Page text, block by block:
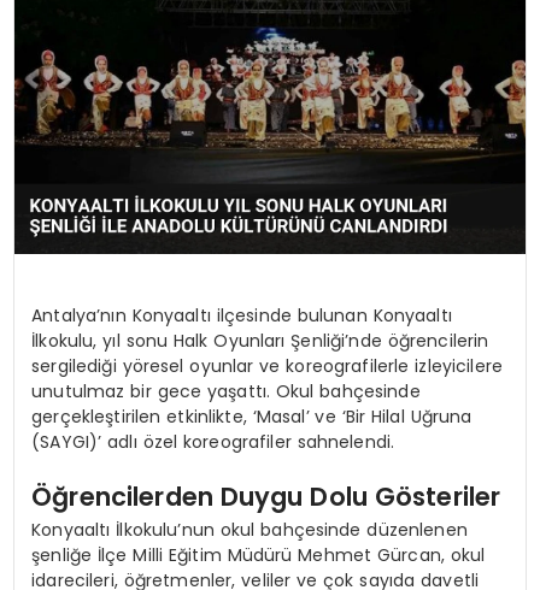
Antalya’nın Konyaaltı ilçesinde bulunan Konyaaltı
İlkokulu, yıl sonu Halk Oyunları Şenliği’nde öğrencilerin
sergilediği yöresel oyunlar ve koreografilerle izleyicilere
unutulmaz bir gece yaşattı. Okul bahçesinde
gerçekleştirilen etkinlikte, ‘Masal’ ve ‘Bir Hilal Uğruna
(SAYGI)’ adlı özel koreografiler sahnelendi.
Öğrencilerden Duygu Dolu Gösteriler
Konyaaltı İlkokulu’nun okul bahçesinde düzenlenen
şenliğe İlçe Milli Eğitim Müdürü Mehmet Gürcan, okul
idarecileri, öğretmenler, veliler ve çok sayıda davetli